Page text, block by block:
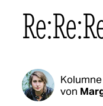
Kolumne
von